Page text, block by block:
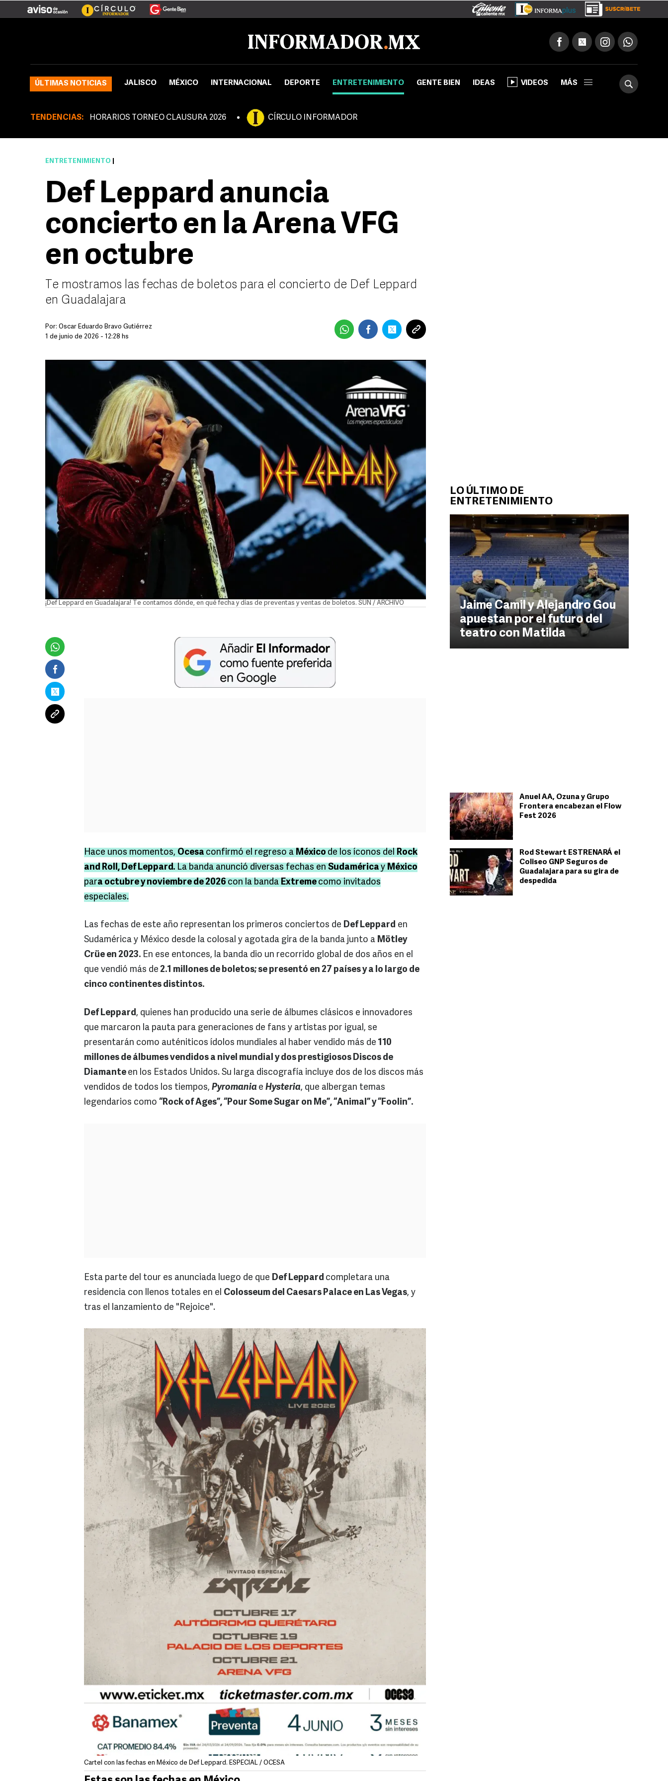
ÚLTIMAS NOTICIAS JALISCO MÉXICO INTERNACIONAL DEPORTE ENTRETENIMIENTO GENTE BIEN IDEAS VIDEOS MÁS
TENDENCIAS: HORARIOS TORNEO CLAUSURA 2026 CÍRCULO INFORMADOR
LO ÚLTIMO DE
ENTRETENIMIENTO
Jaime Camil y Alejandro Gou
apuestan por el futuro del
teatro con Matilda
Anuel AA, Ozuna y Grupo
Frontera encabezan el Flow
Fest 2026
Rod Stewart ESTRENARÁ el
Coliseo GNP Seguros de
Guadalajara para su gira de
despedida
ENTRETENIMIENTO
Def Leppard anuncia
concierto en la Arena VFG
en octubre
Te mostramos las fechas de boletos para el concierto de Def Leppard
en Guadalajara
Por: Oscar Eduardo Bravo Gutiérrez
1 de junio de 2026 - 12:28 hs
¡Def Leppard en Guadalajara! Te contamos dónde, en qué fecha y días de preventas y ventas de boletos. SUN / ARCHIVO
Hace unos momentos, Ocesa confirmó el regreso a México de los íconos del Rock
and Roll, Def Leppard. La banda anunció diversas fechas en Sudamérica y México
para octubre y noviembre de 2026 con la banda Extreme como invitados
especiales.
Las fechas de este año representan los primeros conciertos de Def Leppard en
Sudamérica y México desde la colosal y agotada gira de la banda junto a Mötley
Crüe en 2023. En ese entonces, la banda dio un recorrido global de dos años en el
que vendió más de 2.1 millones de boletos; se presentó en 27 países y a lo largo de
cinco continentes distintos.
Def Leppard, quienes han producido una serie de álbumes clásicos e innovadores
que marcaron la pauta para generaciones de fans y artistas por igual, se
presentarán como auténiticos ídolos mundiales al haber vendido más de 110
millones de álbumes vendidos a nivel mundial y dos prestigiosos Discos de
Diamante en los Estados Unidos. Su larga discografía incluye dos de los discos más
vendidos de todos los tiempos, Pyromania e Hysteria, que albergan temas
legendarios como “Rock of Ages”, “Pour Some Sugar on Me”, “Animal” y “Foolin”.
Esta parte del tour es anunciada luego de que Def Leppard completara una
residencia con llenos totales en el Colosseum del Caesars Palace en Las Vegas, y
tras el lanzamiento de "Rejoice".
Cartel con las fechas en México de Def Leppard. ESPECIAL / OCESA